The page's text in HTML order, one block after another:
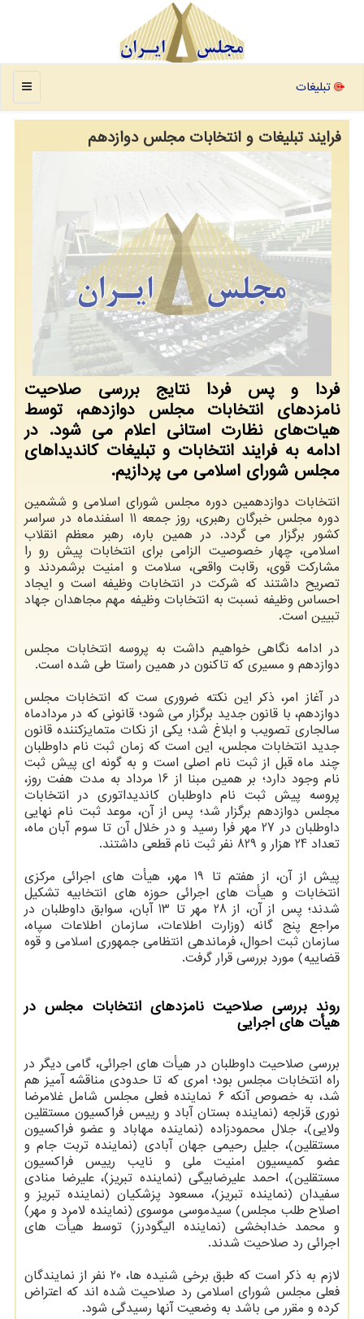
منو تبلیغات
فرایند تبلیغات و انتخابات مجلس دوازدهم
فردا و پس فردا نتایج بررسی صلاحیت‌
نامزدهای انتخابات مجلس دوازدهم، توسط
هیات‌های نظارت استانی اعلام می شود. در
ادامه به فرایند انتخابات و تبلیغات کاندیداهای
مجلس شورای اسلامی می پردازیم.
انتخابات دوازدهمین دوره مجلس شورای اسلامی و ششمین
دوره مجلس خبرگان رهبری، روز جمعه 11 اسفندماه در سراسر
کشور برگزار می گردد. در همین باره، رهبر معظم انقلاب
اسلامی، چهار خصوصیت الزامی برای انتخابات پیش رو را
مشارکت قوی، رقابت واقعی، سلامت و امنیت برشمردند و
تصریح داشتند که شرکت در انتخابات وظیفه است و ایجاد
احساس وظیفه نسبت به انتخابات وظیفه مهم مجاهدان جهاد
تبیین است.
در ادامه نگاهی خواهیم داشت به پروسه انتخابات مجلس
دوازدهم و مسیری که تاکنون در همین راستا طی شده است.
در آغاز امر، ذکر این نکته ضروری ست که انتخابات مجلس
دوازدهم، با قانون جدید برگزار می شود؛ قانونی که در مردادماه
سالجاری تصویب و ابلاغ شد؛ یکی از نکات متمایزکننده قانون
جدید انتخابات مجلس، این است که زمان ثبت نام داوطلبان
چند ماه قبل از ثبت نام اصلی است و به گونه ای پیش ثبت
نام وجود دارد؛ بر همین مبنا از 16 مرداد به مدت هفت روز،
پروسه پیش ثبت نام داوطلبان کاندیداتوری در انتخابات
مجلس دوازدهم برگزار شد؛ پس از آن، موعد ثبت نام نهایی
داوطلبان در 27 مهر فرا رسید و در خلال آن تا سوم آبان ماه،
تعداد 24 هزار و 829 نفر ثبت نام قطعی داشتند.
پیش از آن، از هفتم تا 19 مهر، هیأت های اجرائی مرکزی
انتخابات و هیأت های اجرائی حوزه های انتخابیه تشکیل
شدند؛ پس از آن، از 28 مهر تا 13 آبان، سوابق داوطلبان در
مراجع پنج گانه (وزارت اطلاعات، سازمان اطلاعات سپاه،
سازمان ثبت احوال، فرماندهی انتظامی جمهوری اسلامی و قوه
قضاییه) مورد بررسی قرار گرفت.
روند بررسی صلاحیت نامزدهای انتخابات مجلس در
هیأت های اجرایی
بررسی صلاحیت داوطلبان در هیأت های اجرائی، گامی دیگر در
راه انتخابات مجلس بود؛ امری که تا حدودی مناقشه آمیز هم
شد، به خصوص آنکه 6 نماینده فعلی مجلس شامل غلامرضا
نوری قزلجه (نماینده بستان آباد و رییس فراکسیون مستقلین
ولایی)، جلال محمودزاده (نماینده مهاباد و عضو فراکسیون
مستقلین)، جلیل رحیمی جهان آبادی (نماینده تربت جام و
عضو کمیسیون امنیت ملی و نایب رییس فراکسیون
مستقلین)، احمد علیرضابیگی (نماینده تبریز)، علیرضا منادی
سفیدان (نماینده تبریز)، مسعود پزشکیان (نماینده تبریز و
اصلاح طلب مجلس) سیدموسی موسوی (نماینده لامرد و مهر)
و محمد خدابخشی (نماینده الیگودرز) توسط هیأت های
اجرائی رد صلاحیت شدند.
لازم به ذکر است که طبق برخی شنیده ها، 20 نفر از نمایندگان
فعلی مجلس شورای اسلامی رد صلاحیت شده اند که اعتراض
کرده و مقرر می باشد به وضعیت آنها رسیدگی شود.